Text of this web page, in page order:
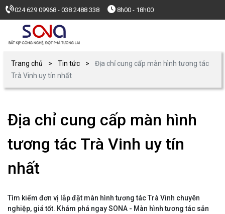
024 629 09968 - 038 2488 338 8h00 - 18h00
Trang chủ Tin tức
Địa chỉ cung cấp màn hình tương tác
Trà Vinh uy tín nhất
Địa chỉ cung cấp màn hình
tương tác Trà Vinh uy tín
nhất
Tìm kiếm đơn vị lắp đặt màn hình tương tác Trà Vinh chuyên
nghiệp, giá tốt. Khám phá ngay SONA - Màn hình tương tác sản